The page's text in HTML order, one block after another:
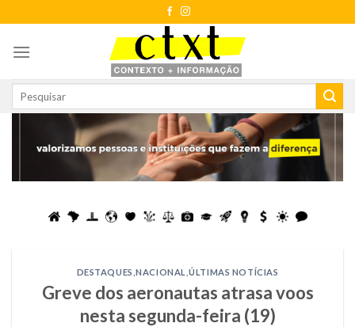
to
content
DESTAQUES ,NACIONAL ,ÚLTIMAS NOTÍCIAS
Greve dos aeronautas atrasa voos
nesta segunda-feira (19)